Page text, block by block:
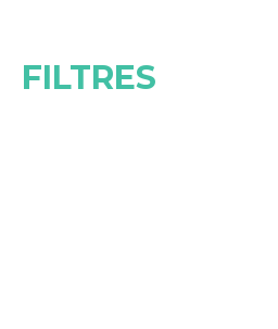
FILTRES